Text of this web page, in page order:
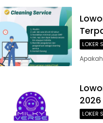
LOKER
2026
LOKER